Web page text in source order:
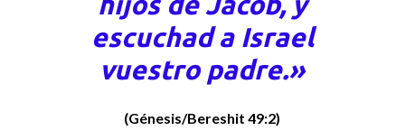
escuchad a Israel
vuestro padre.»
(Génesis/Bereshit 49:2)